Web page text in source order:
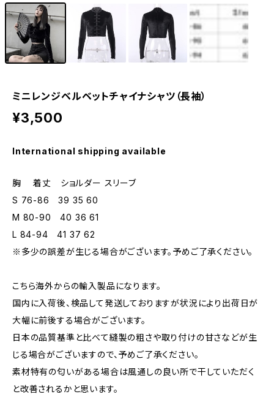
ミニレンジベルベットチャイナシャツ（長袖）
¥3,500
International shipping available
胸 着丈 ショルダー スリーブ
S 76-86 39 35 60
M 80-90 40 36 61
L 84-94 41 37 62
※多少の誤差が生じる場合がございます。予めご了承ください。
こちら海外からの輸入製品になります。
国内に入荷後、検品して発送しておりますが状況により出荷日が
大幅に前後する場合がございます。
日本の品質基準と比べて縫製の粗さや取り付けの甘さなどが生
じる場合がございますので、予めご了承ください。
素材特有の匂いがある場合は風通しの良い所で干していただく
と改善されるかと思います。